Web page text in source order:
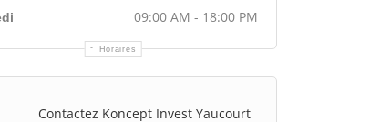
Horaires
09:00 AM - 18:00 PM
Contactez Koncept Invest Yaucourt